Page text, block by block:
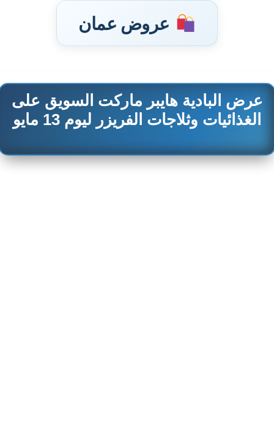
عروض عمان
تخطى
إلى
المحتوى
عرض البادية هايبر ماركت السويق على
الغذائيات وثلاجات الفريزر ليوم 13 مايو